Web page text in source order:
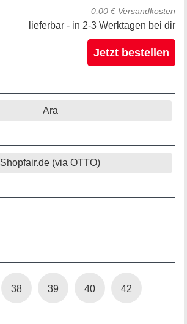
0,00 € Versandkosten
lieferbar - in 2-3 Werktagen bei dir
Jetzt bestellen
Ara
Shopfair.de (via OTTO)
38 39 40 42